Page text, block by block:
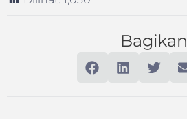
Bagikan